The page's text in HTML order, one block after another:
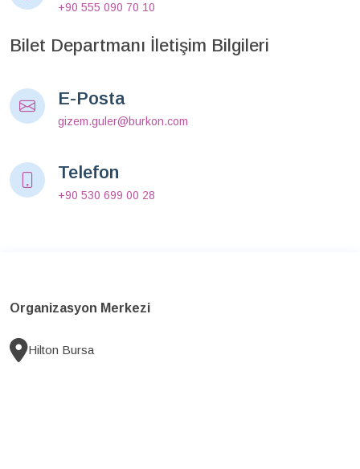
+90 555 090 70 10
Bilet Departmanı İletişim Bilgileri
E-Posta
gizem.guler@burkon.com
Telefon
+90 530 699 00 28
Organizasyon Merkezi
Hilton Bursa